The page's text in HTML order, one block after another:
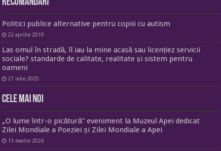
Recomandari
Politici publice alternative pentru copiii cu autism
22 aprilie 2019
Las omul în stradă, îl iau la mine acasă sau licențiez servicii
sociale? standarde de calitate, realitate și sistem pentru
oameni
21 iulie 2025
Cele mai noi
„O lume într-o picătură” eveniment la Muzeul Apei dedicat
Zilei Mondiale a Poeziei și Zilei Mondiale a Apei
13 martie 2026